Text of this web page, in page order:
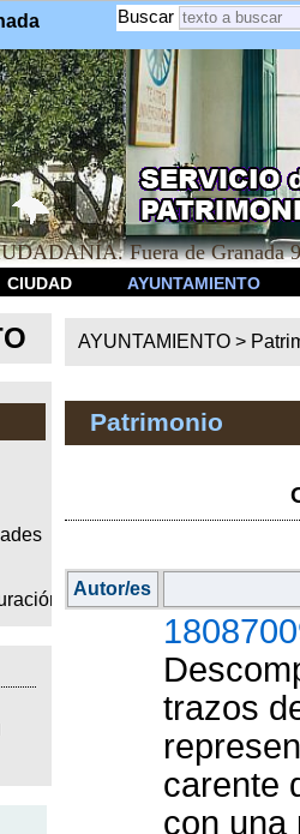
Buscar
Fuera de Granada
CIUDAD AYUNTAMIENTO
AYUNTAMIENTO >
Patrimonio
Autor/es
trazos
carente
con una